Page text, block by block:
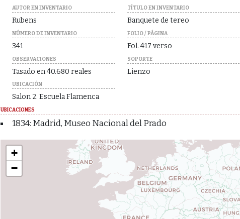
AUTOR EN INVENTARIO
Rubens
TÍTULO EN INVENTARIO
Banquete de tereo
NÚMERO DE INVENTARIO
341
FOLIO / PÁGINA
Fol. 417 verso
OBSERVACIONES
Tasado en 40.680 reales
SOPORTE
Lienzo
UBICACIÓN
Salon 2. Escuela Flamenca
UBICACIONES
1834: Madrid, Museo Nacional del Prado
+
−